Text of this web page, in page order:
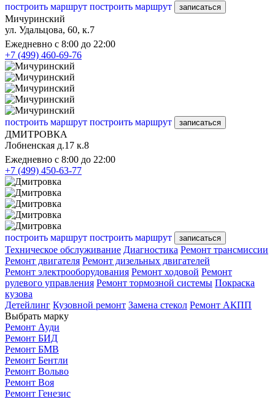
построить маршрут построить маршрут записаться
Мичуринский
ул. Удальцова, 60, к.7
Ежедневно с 8:00 до 22:00
+7 (499) 460-69-76
построить маршрут построить маршрут записаться
ДМИТРОВКА
Лобненская д.17 к.8
Ежедневно с 8:00 до 22:00
+7 (499) 450-63-77
построить маршрут построить маршрут записаться
Техническое обслуживание Диагностика Ремонт трансмиссии
Ремонт двигателя Ремонт дизельных двигателей
Ремонт электрооборудования Ремонт ходовой Ремонт
рулевого управления Ремонт тормозной системы Покраска
кузова
Детейлинг Кузовной ремонт Замена стекол Ремонт АКПП
Выбрать марку
Ремонт Ауди
Ремонт БИД
Ремонт БМВ
Ремонт Бентли
Ремонт Вольво
Ремонт Воя
Ремонт Генезис